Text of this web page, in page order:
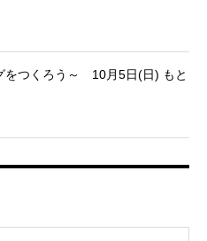
をつくろう～ 10月5日(日) もと